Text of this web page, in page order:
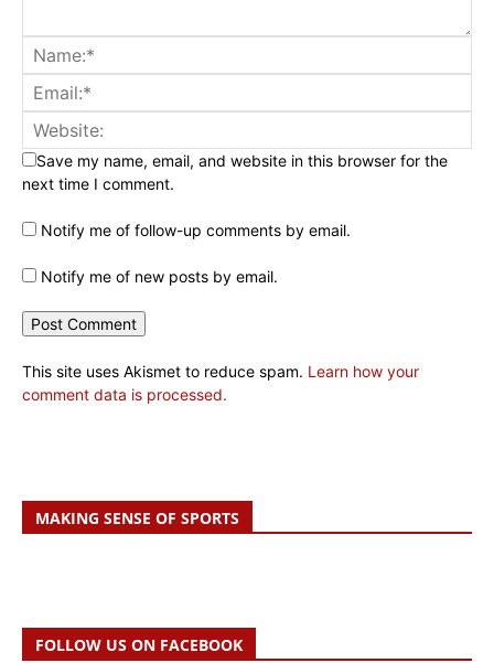
Save my name, email, and website in this browser for the
next time I comment.
Notify me of follow-up comments by email.
Notify me of new posts by email.
This site uses Akismet to reduce spam. Learn how your
comment data is processed.
MAKING SENSE OF SPORTS
FOLLOW US ON FACEBOOK